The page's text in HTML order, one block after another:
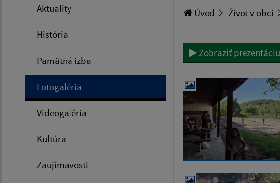
Aktuality
História
Pamätná izba
Fotogaléria
Videogaléria
Kultúra
Zaujímavosti
Úvod Život v obci
Zobraziť prezentáciu